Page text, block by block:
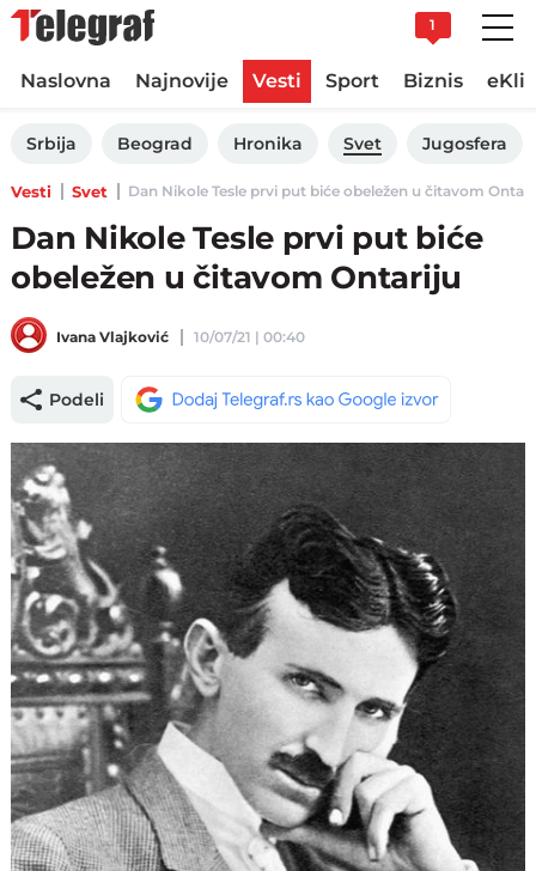
1
Naslovna Najnovije Vesti Sport Biznis
Srbija Beograd Hronika Svet Jugosfera
Vesti Svet Dan Nikole Tesle prvi put biće obeležen u čitavom
Dan Nikole Tesle prvi put biće
obeležen u čitavom Ontariju
Ivana Vlajković 10/07/21 | 00:40
Podeli